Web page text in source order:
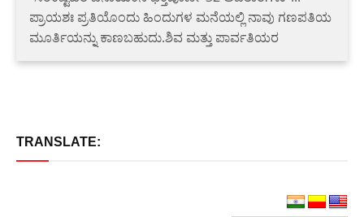
ಪ್ರಾಯಶಃ ಪ್ರತಿಯೊಂದು ಹಿಂದುಗಳ ಮನೆಯಲ್ಲಿ ನಾವು ಗಣಪತಿಯ
ಮೂರ್ತಿಯನ್ನು ಕಾಣಬಹುದು.ಶಿವ ಮತ್ತು ಪಾರ್ವತಿಯರ
TRANSLATE: